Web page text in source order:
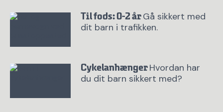
Til fods: 0-2 årGå sikkert med
dit barn i trafikken.
CykelanhængerHvordan har
du dit barn sikkert med?